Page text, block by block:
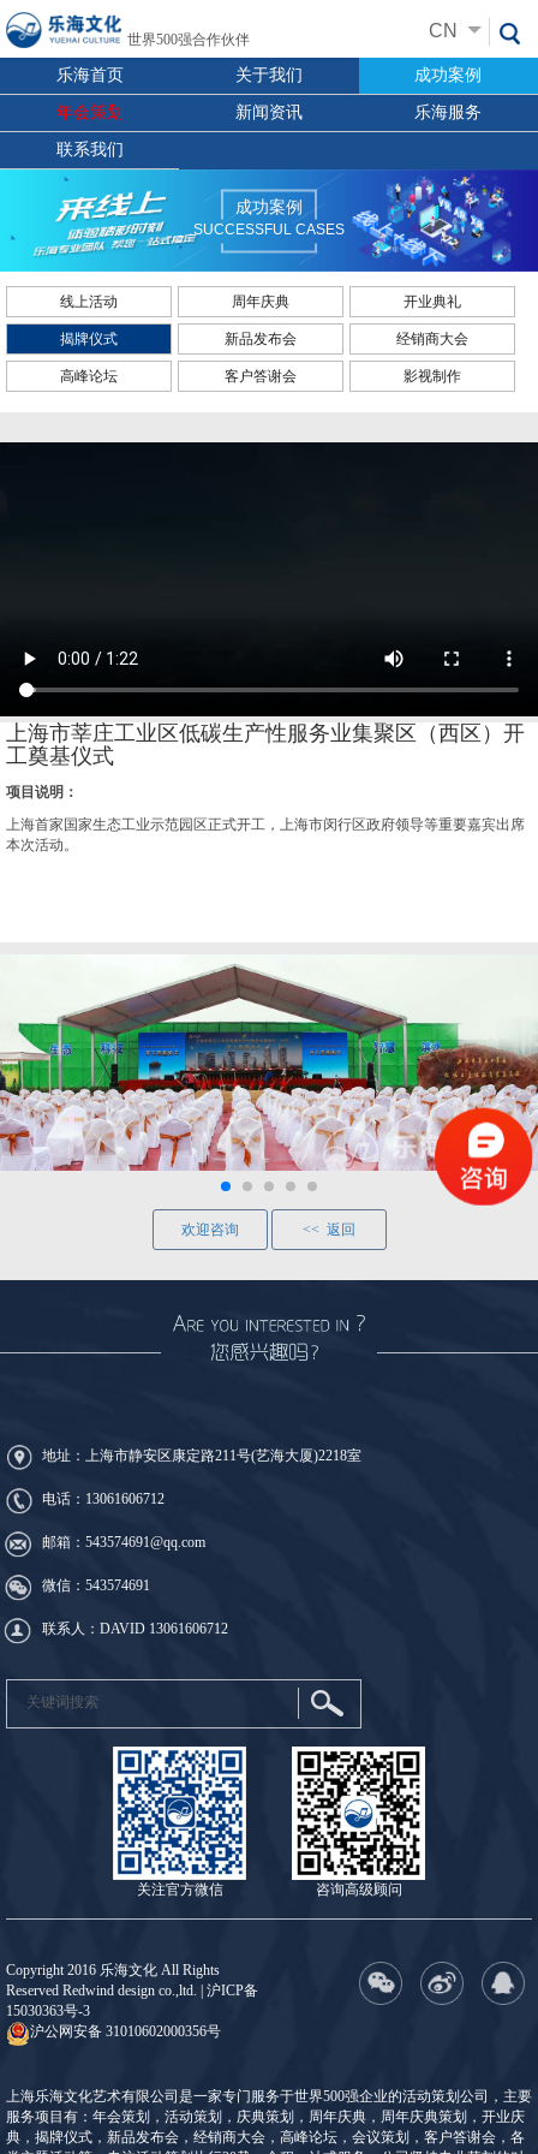
世界500强合作伙伴 CN
乐海首页 关于我们 成功案例
年会策划 新闻资讯 乐海服务
联系我们
成功案例
SUCCESSFUL CASES
线上活动 周年庆典 开业典礼
揭牌仪式 新品发布会 经销商大会
高峰论坛 客户答谢会 影视制作
上海市莘庄工业区低碳生产性服务业集聚区（西区）开
工奠基仪式
项目说明：
上海首家国家生态工业示范园区正式开工，上海市闵行区政府领导等重要嘉宾出席
本次活动。
欢迎咨询 << 返回
地址：上海市静安区康定路211号(艺海大厦)2218室
电话： 13061606712
邮箱：543574691@qq.com
微信：543574691
联系人：DAVID 13061606712
关注官方微信 咨询高级顾问
Copyright 2016 乐海文化 All Rights
Reserved Redwind design co.,ltd. | 沪ICP备
15030363号-3
沪公网安备 31010602000356号
上海乐海文化艺术有限公司是一家专门服务于世界500强企业的活动策划公司，主要
服务项目有：年会策划，活动策划，庆典策划，周年庆典，周年庆典策划，开业庆
典，揭牌仪式，新品发布会，经销商大会，高峰论坛，会议策划，客户答谢会，各